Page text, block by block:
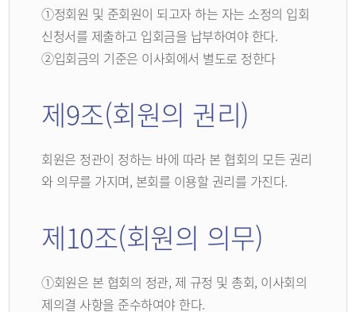
①정회원 및 준회원이 되고자 하는 자는 소정의 입회
신청서를 제출하고 입회금을 납부하여야 한다.
②입회금의 기준은 이사회에서 별도로 정한다
제9조(회원의 권리)
회원은 정관이 정하는 바에 따라 본 협회의 모든 권리
와 의무를 가지며, 본회를 이용할 권리를 가진다.
제10조(회원의 의무)
①회원은 본 협회의 정관, 제 규정 및 총회, 이사회의
제의결 사항을 준수하여야 한다.